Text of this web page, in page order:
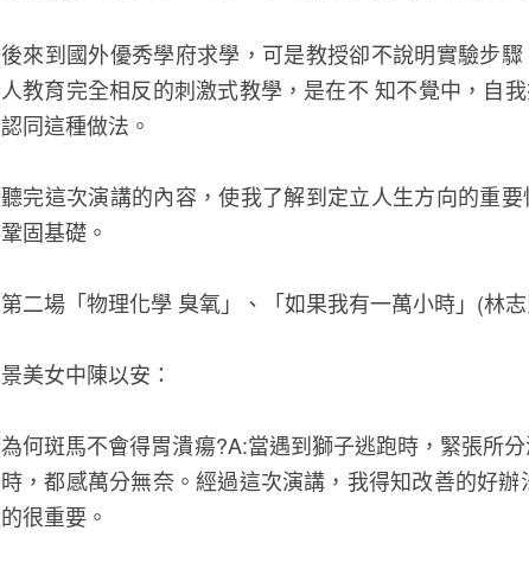
後來到國外優秀學府求學，可是教授卻不說明實驗步
人教育完全相反的刺激式教學，是在不 知不覺中，自
認同這種做法。
聽完這次演講的內容，使我了解到定立人生方向的重
鞏固基礎。
第二場「物理化學 臭氧」、「如果我有一萬小時」(林
景美女中陳以安：
為何斑馬不會得胃潰瘍?A:當遇到獅子逃跑時，緊張所
時，都感萬分無奈。經過這次演講，我得知改善的好
的很重要。